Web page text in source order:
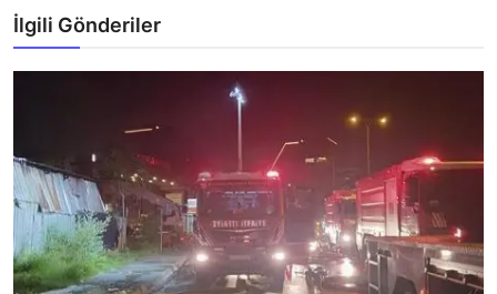
İlgili Gönderiler